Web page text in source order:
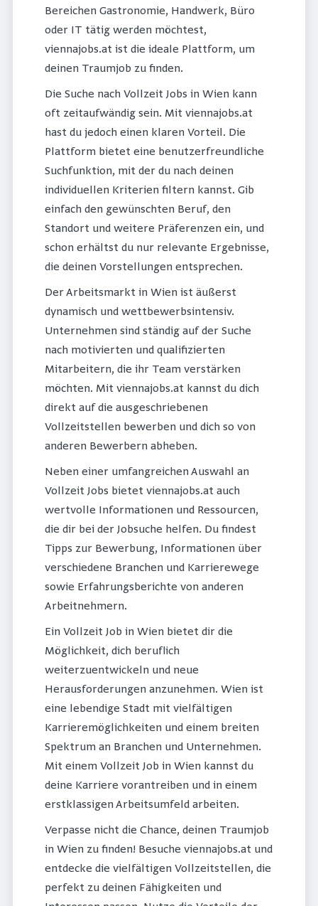
Bereichen Gastronomie, Handwerk, Büro
oder IT tätig werden möchtest,
viennajobs.at ist die ideale Plattform, um
deinen Traumjob zu finden.
Die Suche nach Vollzeit Jobs in Wien kann
oft zeitaufwändig sein. Mit viennajobs.at
hast du jedoch einen klaren Vorteil. Die
Plattform bietet eine benutzerfreundliche
Suchfunktion, mit der du nach deinen
individuellen Kriterien filtern kannst. Gib
einfach den gewünschten Beruf, den
Standort und weitere Präferenzen ein, und
schon erhältst du nur relevante Ergebnisse,
die deinen Vorstellungen entsprechen.
Der Arbeitsmarkt in Wien ist äußerst
dynamisch und wettbewerbsintensiv.
Unternehmen sind ständig auf der Suche
nach motivierten und qualifizierten
Mitarbeitern, die ihr Team verstärken
möchten. Mit viennajobs.at kannst du dich
direkt auf die ausgeschriebenen
Vollzeitstellen bewerben und dich so von
anderen Bewerbern abheben.
Neben einer umfangreichen Auswahl an
Vollzeit Jobs bietet viennajobs.at auch
wertvolle Informationen und Ressourcen,
die dir bei der Jobsuche helfen. Du findest
Tipps zur Bewerbung, Informationen über
verschiedene Branchen und Karrierewege
sowie Erfahrungsberichte von anderen
Arbeitnehmern.
Ein Vollzeit Job in Wien bietet dir die
Möglichkeit, dich beruflich
weiterzuentwickeln und neue
Herausforderungen anzunehmen. Wien ist
eine lebendige Stadt mit vielfältigen
Karrieremöglichkeiten und einem breiten
Spektrum an Branchen und Unternehmen.
Mit einem Vollzeit Job in Wien kannst du
deine Karriere vorantreiben und in einem
erstklassigen Arbeitsumfeld arbeiten.
Verpasse nicht die Chance, deinen Traumjob
in Wien zu finden! Besuche viennajobs.at und
entdecke die vielfältigen Vollzeitstellen, die
perfekt zu deinen Fähigkeiten und